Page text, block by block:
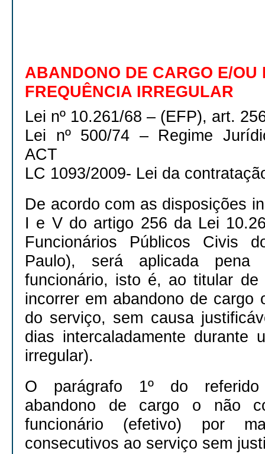
ABANDONO DE CARGO E/
FREQUÊNCIA IRREGULAR
Lei nº 10.261/68 – (EFP), art.
Lei nº 500/74 – Regime
ACT
LC 1093/2009- Lei da
De acordo com as disposições
I e V do artigo 256 da Lei
Funcionários Públicos Civis
Paulo), será aplicada
funcionário, isto é, ao titular de
incorrer em abandono de cargo
do serviço, sem causa
dias intercaladamente durante
irregular).
O parágrafo 1º do referido
abandono de cargo o não
funcionário (efetivo) por
consecutivos ao serviço sem